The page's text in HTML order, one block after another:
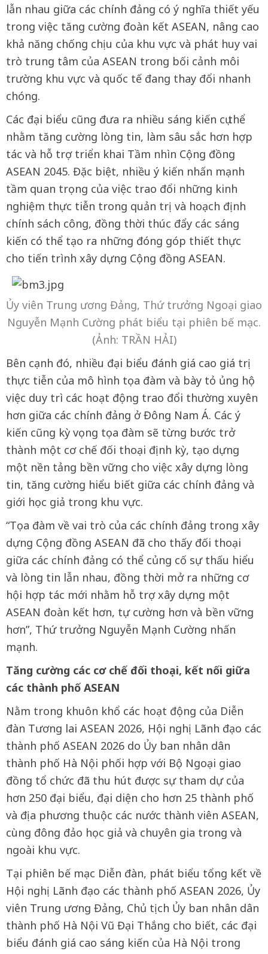
lẫn nhau giữa các chính đảng có ý nghĩa thiết yếu
trong việc tăng cường đoàn kết ASEAN, nâng cao
khả năng chống chịu của khu vực và phát huy vai
trò trung tâm của ASEAN trong bối cảnh môi
trường khu vực và quốc tế đang thay đổi nhanh
chóng.
Các đại biểu cũng đưa ra nhiều sáng kiến cụ thể
nhằm tăng cường lòng tin, làm sâu sắc hơn hợp
tác và hỗ trợ triển khai Tầm nhìn Cộng đồng
ASEAN 2045. Đặc biệt, nhiều ý kiến nhấn mạnh
tầm quan trọng của việc trao đổi những kinh
nghiệm thực tiễn trong quản trị và hoạch định
chính sách công, đồng thời thúc đẩy các sáng
kiến có thể tạo ra những đóng góp thiết thực
cho tiến trình xây dựng Cộng đồng ASEAN.
Ủy viên Trung ương Đảng, Thứ trưởng Ngoại giao
Nguyễn Mạnh Cường phát biểu tại phiên bế mạc.
(Ảnh: TRẦN HẢI)
Bên cạnh đó, nhiều đại biểu đánh giá cao giá trị
thực tiễn của mô hình tọa đàm và bày tỏ ủng hộ
việc duy trì các hoạt động trao đổi thường xuyên
hơn giữa các chính đảng ở Đông Nam Á. Các ý
kiến cũng kỳ vọng tọa đàm sẽ từng bước trở
thành một cơ chế đối thoại định kỳ, tạo dựng
một nền tảng bền vững cho việc xây dựng lòng
tin, tăng cường hiểu biết giữa các chính đảng và
giới học giả trong khu vực.
“Tọa đàm về vai trò của các chính đảng trong xây
dựng Cộng đồng ASEAN đã cho thấy đối thoại
giữa các chính đảng có thể củng cố sự thấu hiểu
và lòng tin lẫn nhau, đồng thời mở ra những cơ
hội hợp tác mới nhằm hỗ trợ xây dựng một
ASEAN đoàn kết hơn, tự cường hơn và bền vững
hơn”, Thứ trưởng Nguyễn Mạnh Cường nhấn
mạnh.
Tăng cường các cơ chế đối thoại, kết nối giữa
các thành phố ASEAN
Nằm trong khuôn khổ các hoạt động của Diễn
đàn Tương lai ASEAN 2026, Hội nghị Lãnh đạo các
thành phố ASEAN 2026 do Ủy ban nhân dân
thành phố Hà Nội phối hợp với Bộ Ngoại giao
đồng tổ chức đã thu hút được sự tham dự của
hơn 250 đại biểu, đại diện cho hơn 25 thành phố
và địa phương thuộc các nước thành viên ASEAN,
cùng đông đảo học giả và chuyên gia trong và
ngoài khu vực.
Tại phiên bế mạc Diễn đàn, phát biểu tổng kết về
Hội nghị Lãnh đạo các thành phố ASEAN 2026, Ủy
viên Trung ương Đảng, Chủ tịch Ủy ban nhân dân
thành phố Hà Nội Vũ Đại Thắng cho biết, các đại
biểu đánh giá cao sáng kiến của Hà Nội trong